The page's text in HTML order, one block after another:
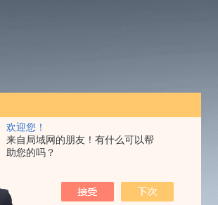
欢迎您！
来自局域网的朋友！有什么可以帮
助您的吗？